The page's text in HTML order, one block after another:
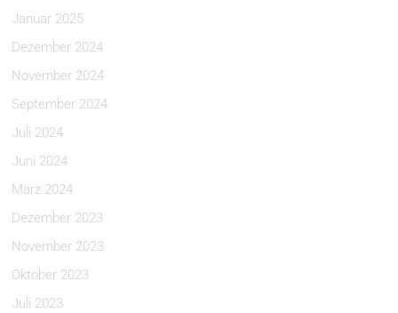
Januar 2025
Dezember 2024
November 2024
September 2024
Juli 2024
Juni 2024
März 2024
Dezember 2023
November 2023
Oktober 2023
Juli 2023